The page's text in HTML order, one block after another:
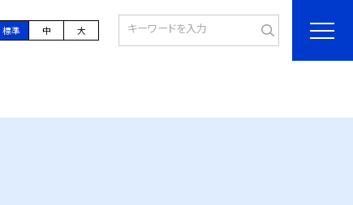
標準 中 大